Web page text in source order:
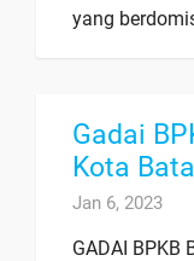
yang
Gadai
Kota
Jan 6, 2023
GADAI BPKB